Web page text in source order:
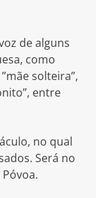
de alguns
como
solteira”,
entre
no qual
Será no